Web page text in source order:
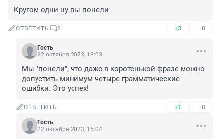
Кругом одни ну вы понели
ОТВЕТИТЬ 2 +3 –0
Гость
22 октября 2023, 13:03
Мы "понели", что даже в коротенькой фразе можно
допустить минимум четыре грамматические
ошибки. Это успех!
ОТВЕТИТЬ +1 –0
Гость
22 октября 2023, 15:04